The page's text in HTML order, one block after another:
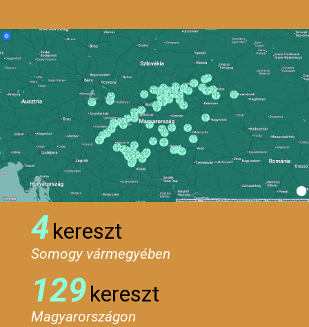
4kereszt
Somogy vármegyében
129kereszt
Magyarországon